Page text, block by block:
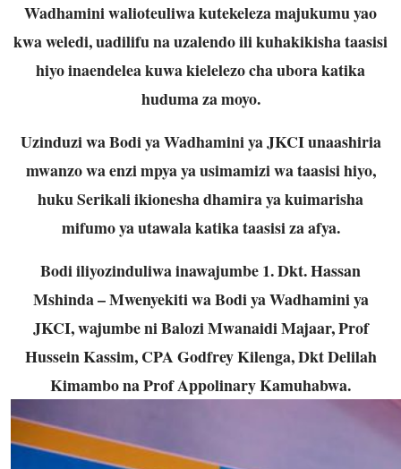
Wadhamini walioteuliwa kutekeleza majukumu yao
kwa weledi, uadilifu na uzalendo ili kuhakikisha taasisi
hiyo inaendelea kuwa kielelezo cha ubora katika
huduma za moyo.
Uzinduzi wa Bodi ya Wadhamini ya JKCI unaashiria
mwanzo wa enzi mpya ya usimamizi wa taasisi hiyo,
huku Serikali ikionesha dhamira ya kuimarisha
mifumo ya utawala katika taasisi za afya.
Bodi iliyozinduliwa inawajumbe 1. Dkt. Hassan
Mshinda – Mwenyekiti wa Bodi ya Wadhamini ya
JKCI, wajumbe ni Balozi Mwanaidi Majaar, Prof
Hussein Kassim, CPA Godfrey Kilenga, Dkt Delilah
Kimambo na Prof Appolinary Kamuhabwa.